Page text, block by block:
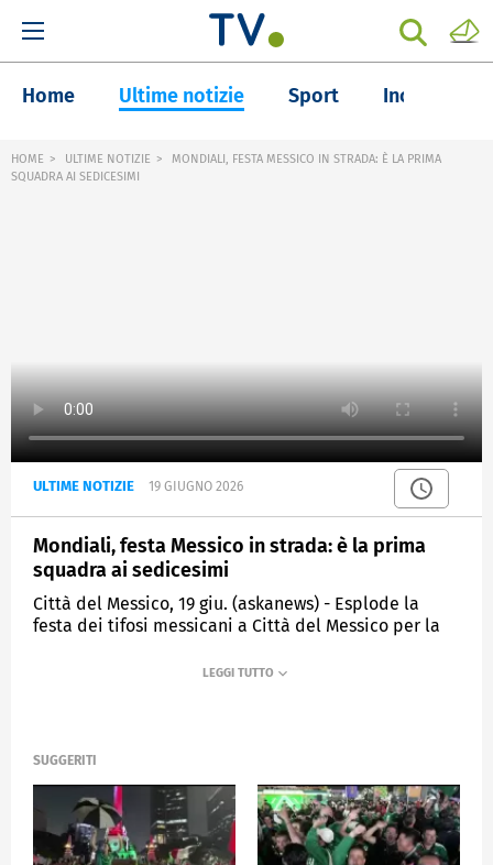
Home Ultime notizie Sport Inchieste
HOME ULTIME NOTIZIE
MONDIALI, FESTA MESSICO IN STRADA: È LA PRIMA
SQUADRA AI SEDICESIMI
ULTIME NOTIZIE 19 GIUGNO 2026
Mondiali, festa Messico in strada: è la prima
squadra ai sedicesimi
Città del Messico, 19 giu. (askanews) - Esplode la
festa dei tifosi messicani a Città del Messico per la
Il Messico, Paese ospitante dei Mondiali, è la prima
gol di Luis Romo che ha sfruttato un'indecisione del
portiere coreano Kim Seung-Gyu. Strade invase da
tifosi con bandiere, tra cori e urla.
SUGGERITI